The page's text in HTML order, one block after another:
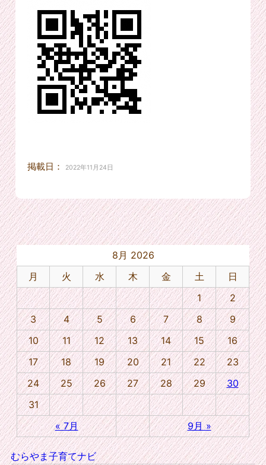
掲載日： 2022年11月24日
8月 2026
月
火 水 木 金 土
日
1
2
3
4 5 6 7 8
9
10
11 12 13 14 15
16
17
18 19 20 21 22
23
24
25 26 27 28 29
30
31
« 7月
9月 »
むらやま子育てナビ